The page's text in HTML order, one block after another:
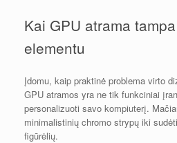
Kai GPU atrama
elementu
Įdomu, kaip praktinė problema virto
GPU atramos yra ne tik funkciniai
personalizuoti savo kompiuterį.
minimalistinių chromo strypų iki
figūrėlių.